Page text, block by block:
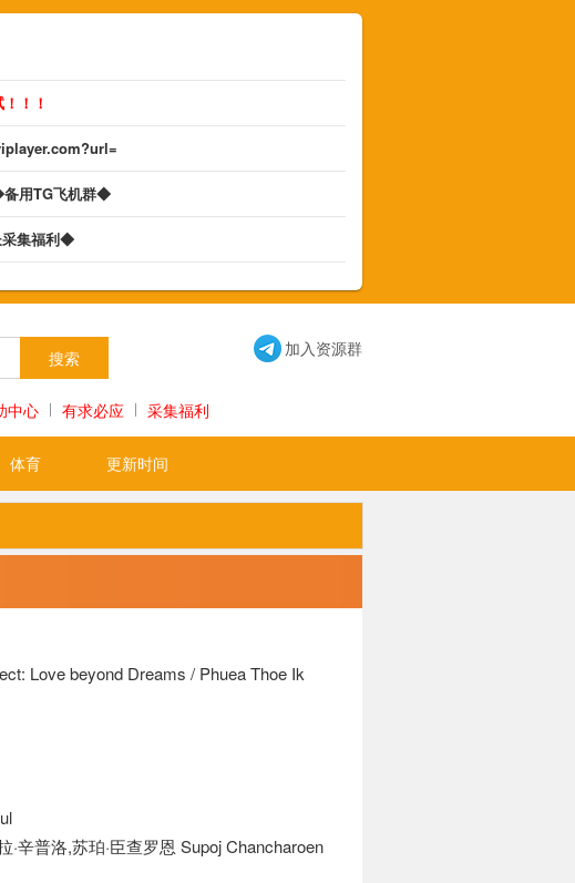
！！
用TG飞机群◆
集福利◆
中心 有求必应 采集福利
加入资源群
体育 更新时间
Love beyond Dreams / Phuea Thoe Ik
辛普洛,苏珀·臣查罗恩 Supoj Chancharoen